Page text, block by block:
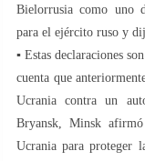
Bielorrusia como uno
para el ejército ruso y
▪️ Estas declaraciones
cuenta que
Ucrania contra un
Bryansk, Minsk
Ucrania para proteger